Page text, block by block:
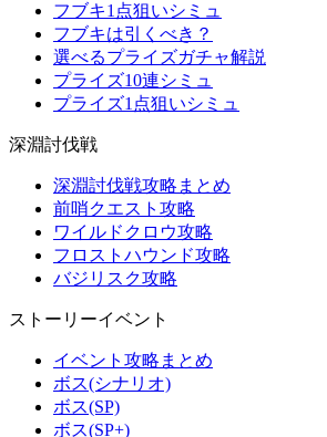
フブキ1点狙いシミュ
フブキは引くべき？
選べるプライズガチャ解説
プライズ10連シミュ
プライズ1点狙いシミュ
深淵討伐戦
深淵討伐戦攻略まとめ
前哨クエスト攻略
ワイルドクロウ攻略
フロストハウンド攻略
バジリスク攻略
ストーリーイベント
イベント攻略まとめ
ボス(シナリオ)
ボス(SP)
ボス(SP+)